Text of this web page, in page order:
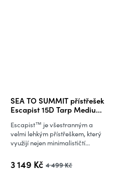
SEA TO SUMMIT přístřešek
Escapist 15D Tarp Medium
2m x 2.6m
3 149 Kč 4 499 Kč
Escapist™ je všestranným a
velmi lehkým přístřeškem, který
využijí nejen minimalističtí...